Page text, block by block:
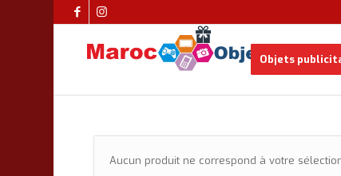
Objets
Aucun produit ne correspond à votre